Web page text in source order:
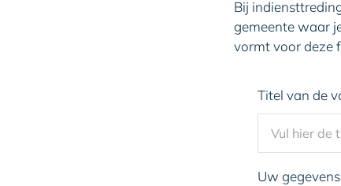
Bij
gemeente waar
vormt voor deze
Titel van de
Uw